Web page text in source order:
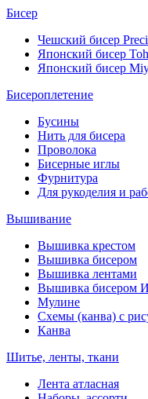
Бисер
Чешский бисер
Японский бисер
Японский бисер
Бисероплетение
Бусины
Нить для бисера
Проволока
Бисерные иглы
Фурнитура
Для рукоделия и
Вышивание
Вышивка крестом
Вышивка бисером
Вышивка лентами
Вышивка бисером
Мулине
Схемы (канва) с
Канва
Шитье, ленты, ткани
Лента атласная